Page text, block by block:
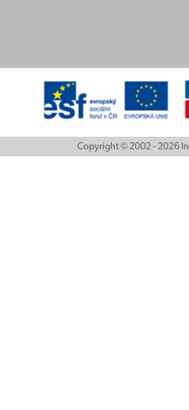
Copyright © 2002 - 2026